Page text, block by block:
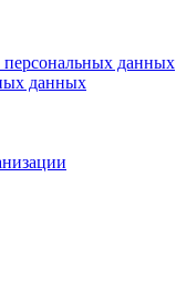
данных
данных